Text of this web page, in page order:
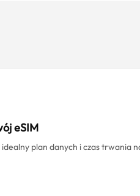
eSIM
plan danych i czas trwania